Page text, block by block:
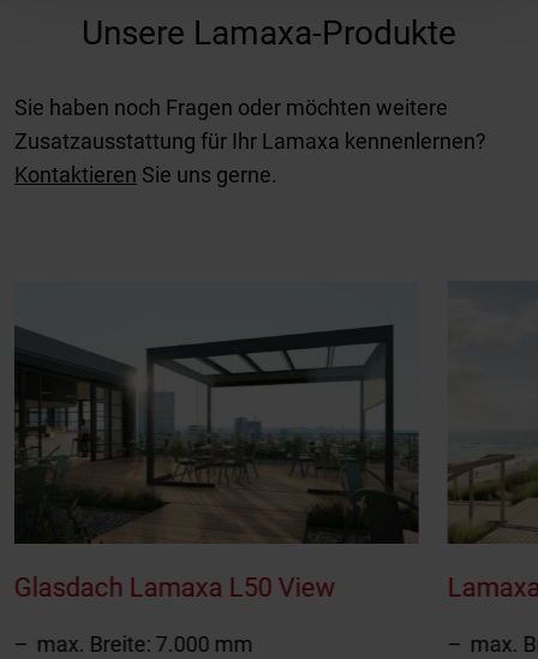
Unsere Lamaxa-Produkte
Sie haben noch Fragen oder möchten weitere
Zusatzausstattung für Ihr Lamaxa kennenlernen?
Kontaktieren Sie uns gerne.
Glasdach Lamaxa L50 View
max. Breite: 7.000 mm
max.